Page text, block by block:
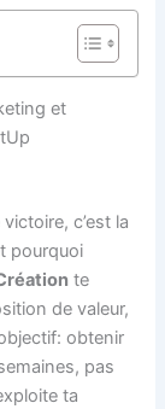
et
c’est la
pourquoi
te
de valeur,
obtenir
pas
ta